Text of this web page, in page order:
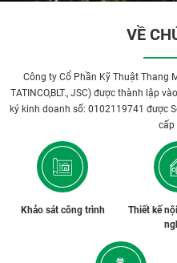
VỀ
Công ty Cổ Phần Kỹ Thuật Thang
TATINCO,BLT., JSC) được thành lập
ký kinh doanh số: 0102119741 được
cấp
Khảo sát công trình
Thiết kế